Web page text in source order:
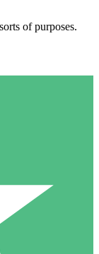
of purposes.